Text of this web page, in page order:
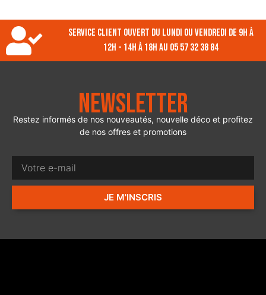
Service client ouvert du lundi ou vendredi de 9h à
12h - 14h à 18h au 05 57 32 38 84
Newsletter
Restez informés de nos nouveautés, nouvelle déco et profitez
de nos offres et promotions
JE M'INSCRIS